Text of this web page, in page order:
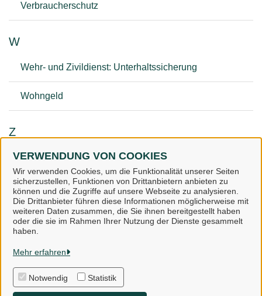
VERWENDUNG VON COOKIES
Wir verwenden Cookies, um die Funktionalität unserer Seiten
sicherzustellen, Funktionen von Drittanbietern anbieten zu
können und die Zugriffe auf unsere Webseite zu analysieren.
Die Drittanbieter führen diese Informationen möglicherweise mit
weiteren Daten zusammen, die Sie ihnen bereitgestellt haben
oder die sie im Rahmen Ihrer Nutzung der Dienste gesammelt
haben.
Mehr erfahren
Notwendig Statistik
Verbraucherschutz
W
Wehr- und Zivildienst: Unterhaltssicherung
Wohngeld
Z
Zahnärztlicher Dienst
Landkreis Osnabrück
Alle Rechte vorbehalten